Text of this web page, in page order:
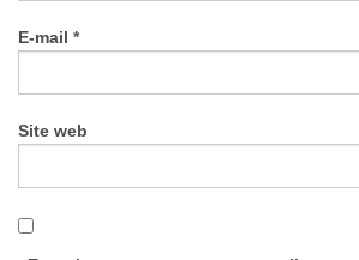
E-mail *
Site web